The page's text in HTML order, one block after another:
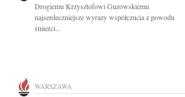
Drogiemu Krzysztofowi Guzowskiemu
najserdeczniejsze wyrazy współczucia z powodu
śmierci...
WARSZAWA